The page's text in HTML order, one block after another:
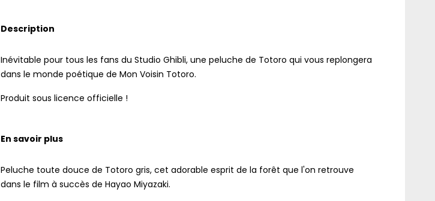
Description
Inévitable pour tous les fans du Studio Ghibli, une peluche de Totoro qui vous replongera
dans le monde poétique de Mon Voisin Totoro.
Produit sous licence officielle !
En savoir plus
Peluche toute douce de Totoro gris, cet adorable esprit de la forêt que l'on retrouve
dans le film à succès de Hayao Miyazaki.